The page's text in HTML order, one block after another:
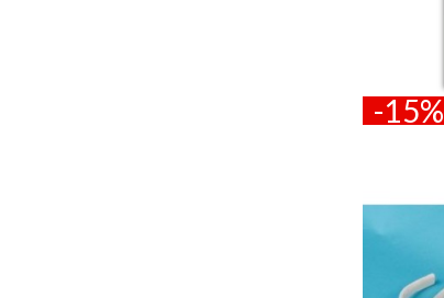
-15%